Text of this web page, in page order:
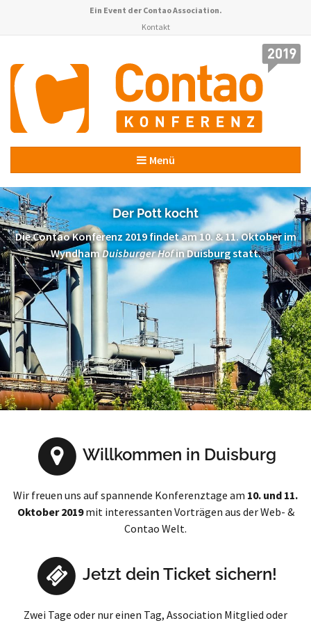
Ein Event der Contao Association.
Kontakt
Menü
Der Pott kocht
Die Contao Konferenz 2019 findet am 10. & 11. Oktober im
WyndhamDuisburger Hofin Duisburg statt.
Willkommen in Duisburg
Wir freuen uns auf spannende Konferenztage am 10. und 11.
Oktober 2019mit interessanten Vorträgen aus der Web- &
Contao Welt.
Jetzt dein Ticket sichern!
Zwei Tage oder nur einen Tag, Association Mitglied oder